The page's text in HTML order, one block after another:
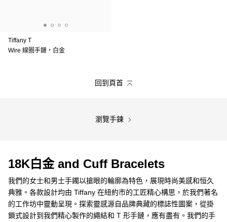
Tiffany T
Wire 線圈手鏈，白金
回到頁首
瀏覽手鍊
18K白金 and Cuff Bracelets
我們的女士和男士手鐲以搶眼的輪廓為特色，展現時尚美感和恒久
典雅。各款設計均由 Tiffany 在紐約市的工匠精心構思，於我們著名
的工作坊中靈動呈現。探索靈感源自品牌典藏的標誌性圖案，從掛
鎖式設計到我們精心製作的繩結和 T 形手鏈，應有盡有。我們的手